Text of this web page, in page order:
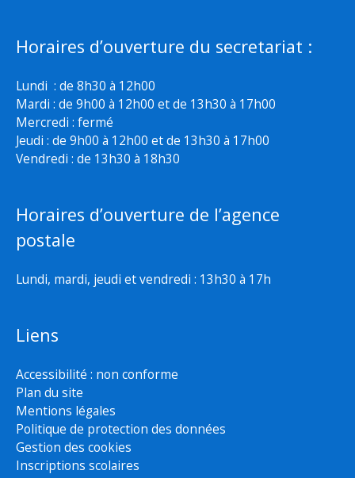
Horaires d’ouverture du secretariat :
Lundi : de 8h30 à 12h00
Mardi : de 9h00 à 12h00 et de 13h30 à 17h00
Mercredi : fermé
Jeudi : de 9h00 à 12h00 et de 13h30 à 17h00
Vendredi : de 13h30 à 18h30
Horaires d’ouverture de l’agence
postale
Lundi, mardi, jeudi et vendredi : 13h30 à 17h
Liens
Accessibilité : non conforme
Plan du site
Mentions légales
Politique de protection des données
Gestion des cookies
Inscriptions scolaires